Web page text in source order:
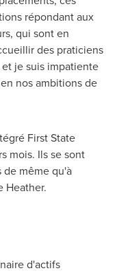
répondant aux
qui sont en
des praticiens
je suis impatiente
nos ambitions de
First State
mois. Ils se sont
de même qu'à
Heather.
d'actifs